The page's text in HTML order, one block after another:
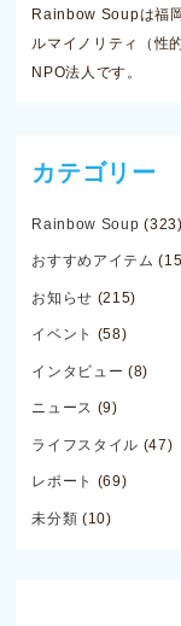
ョ
ン
Rainbow Soupは福
ルマイノリティ（性
NPO法人です。
カテゴリー
Rainbow Soup (323)
おすすめアイテム
お知らせ (215)
イベント (58)
インタビュー (8)
ニュース (9)
ライフスタイル (47)
レポート (69)
未分類 (10)